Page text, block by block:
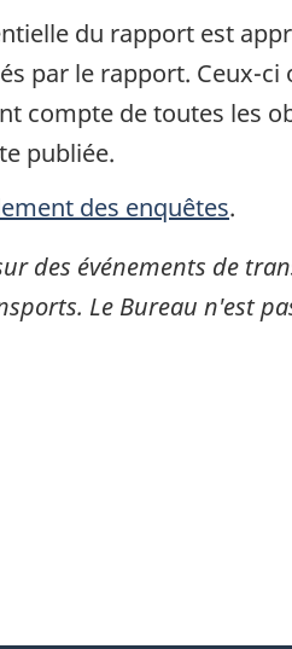
du rapport est
par le rapport. Ceux-
compte de toutes les
publiée.
des enquêtes.
des événements de
Le Bureau n'est